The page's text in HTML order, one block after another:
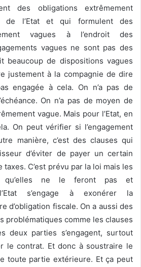
des obligations extrêmement
de l’Etat et qui formulent des
vagues à l’endroit des
vagues ne sont pas des
beaucoup de dispositions vagues
justement à la compagnie de dire
engagée à cela. On n’a pas de
On n’a pas de moyen de
vague. Mais pour l’Etat, en
On peut vérifier si l’engagement
manière, c’est des clauses qui
d’éviter de payer un certain
taxes. C’est prévu par la loi mais les
qu’elles ne le feront pas et
l’Etat s’engage à exonérer la
d’obligation fiscale. On a aussi des
problématiques comme les clauses
deux parties s’engagent, surtout
le contrat. Et donc à soustraire le
toute partie extérieure. Et ça peut